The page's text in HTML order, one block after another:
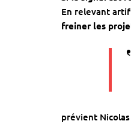
En relevant
freiner les
prévient